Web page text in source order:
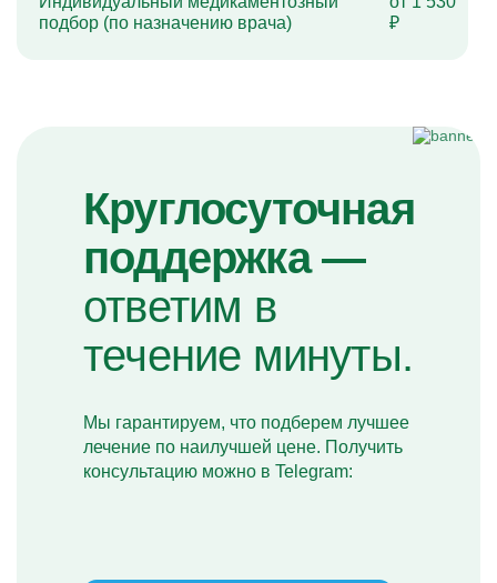
подбор (по назначению врача)
₽
Круглосуточная
поддержка —
ответим в
течение минуты.
Мы гарантируем, что подберем лучшее
лечение по наилучшей цене. Получить
консультацию можно в Telegram: